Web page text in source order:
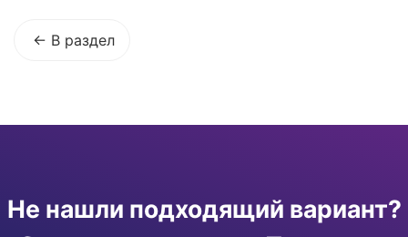
В раздел
Не нашли подходящий вариант?